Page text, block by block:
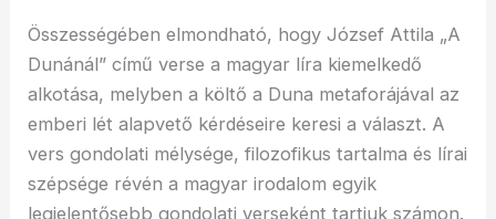
Összességében elmondható, hogy József Attila „A
Dunánál” című verse a magyar líra kiemelkedő
alkotása, melyben a költő a Duna metaforájával az
emberi lét alapvető kérdéseire keresi a választ. A
vers gondolati mélysége, filozofikus tartalma és lírai
szépsége révén a magyar irodalom egyik
legjelentősebb gondolati verseként tartjuk számon.